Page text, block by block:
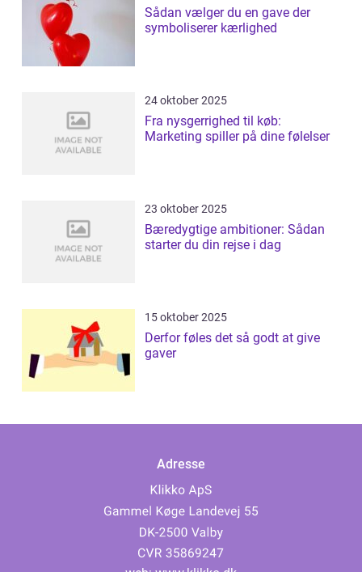
Sådan vælger du en gave der
symboliserer kærlighed
24 oktober 2025
Fra nysgerrighed til køb:
Marketing spiller på dine følelser
23 oktober 2025
Bæredygtige ambitioner: Sådan
starter du din rejse i dag
15 oktober 2025
Derfor føles det så godt at give
gaver
Adresse